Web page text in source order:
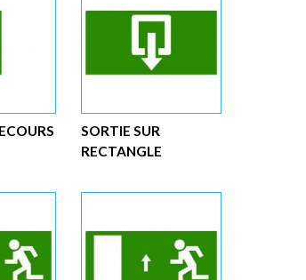
SORTIE SUR
RECTANGLE